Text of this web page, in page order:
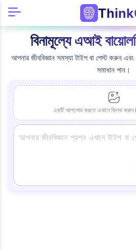
বিনামূল্যে এআই
আপনার জীববিজ্ঞান সমস্যা টাইপ বা পেস্ট করুন
সমাধান পান।
একটি আপলোড করতে এখানে ক্লিক করুন